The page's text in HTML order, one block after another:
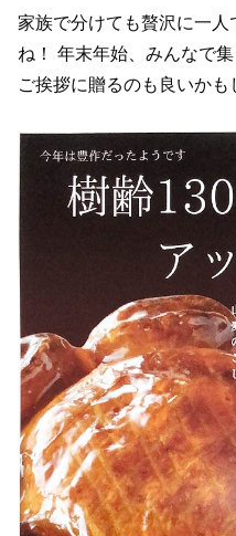
家族で分けても贅沢に一
ね！ 年末年始、みんなで
ご挨拶に贈るのも良いかも